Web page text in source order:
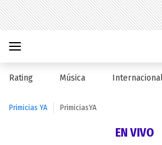
Rating Música
Primicias YA PrimiciasYA
EN VIVO